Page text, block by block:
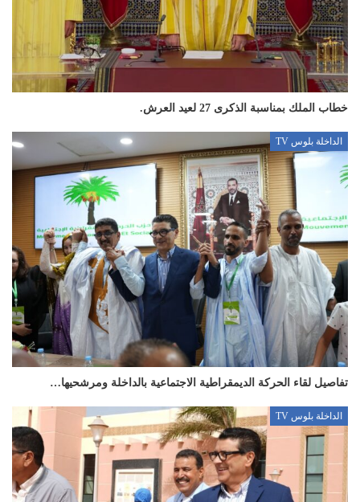
خطاب الملك بمناسبة الذكرى 27 لعيد العرش.
الداخلة بلوس TV
تفاصيل لقاء الحركة الديمقراطية الاجتماعية بالداخلة ومرشحيها…
الداخلة بلوس TV